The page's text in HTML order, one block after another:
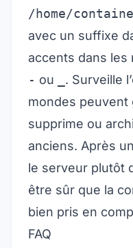
/home/
avec un suffixe
accents dans les
- ou
. Surveille
mondes peuvent
supprime ou
anciens. Après
le serveur plutôt
être sûr que la
bien pris en
FAQ